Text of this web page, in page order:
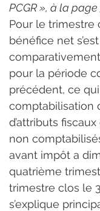
PCGR », à la
Pour le trimestre
bénéfice net
pour la période
précédent, ce qui
comptabilisation
d’attributs
non
avant impôt a
quatrième
trimestre clos le
s’explique